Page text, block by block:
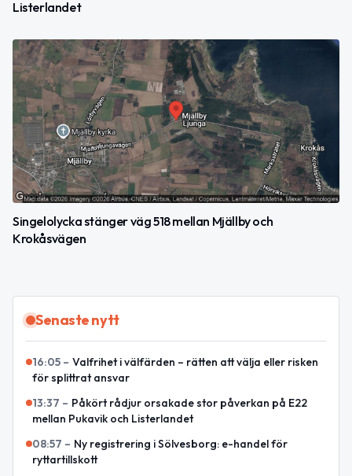
Listerlandet
Singelolycka stänger väg 518 mellan Mjällby och
Krokåsvägen
Senaste nytt
16:05 – Valfrihet i välfärden – rätten att välja eller risken
för splittrat ansvar
13:37 – Påkört rådjur orsakade stor påverkan på E22
mellan Pukavik och Listerlandet
08:57 – Ny registrering i Sölvesborg: e-handel för
ryttartillskott